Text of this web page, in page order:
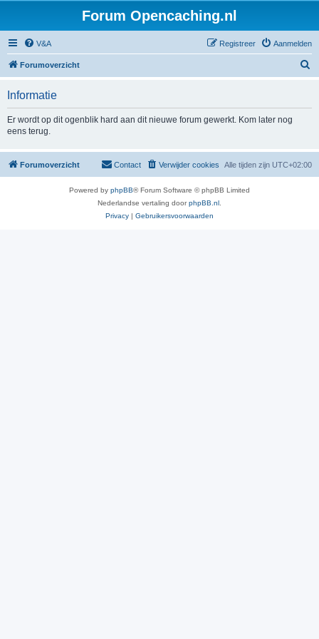
Forum Opencaching.nl
V&A Aanmelden
Registreer
Forumoverzicht
Informatie
Er wordt op dit ogenblik hard aan dit nieuwe forum gewerkt. Kom later nog
eens terug.
Forumoverzicht Alle tijden zijn UTC+02:00
Verwijder cookies
Contact
Powered by phpBB® Forum Software © phpBB Limited
Nederlandse vertaling doorphpBB.nl
Privacy | Gebruikersvoorwaarden